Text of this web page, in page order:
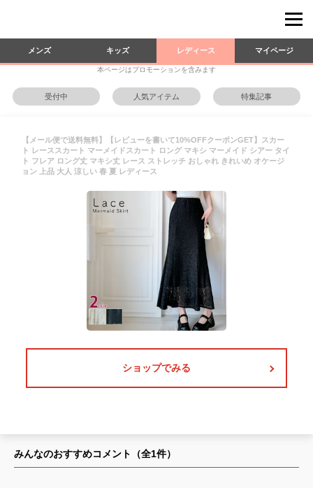
メンズ キッズ レディース マイページ
本ページはプロモーションを含みます
受付中 人気アイテム 特集記事
【メール便で送料無料】【レビューを書いて10%OFFクーポンGET】スカー
ト レーススカート マーメイドスカート ロング マキシ マーメイド シアー タイ
ト フレア ロング丈 マキシ丈 レース ストレッチ おしゃれ きれいめ オケージ
ョン 上品 大人 涼しい 春 夏 レディース
ショップでみる
みんなのおすすめコメント（全1件）